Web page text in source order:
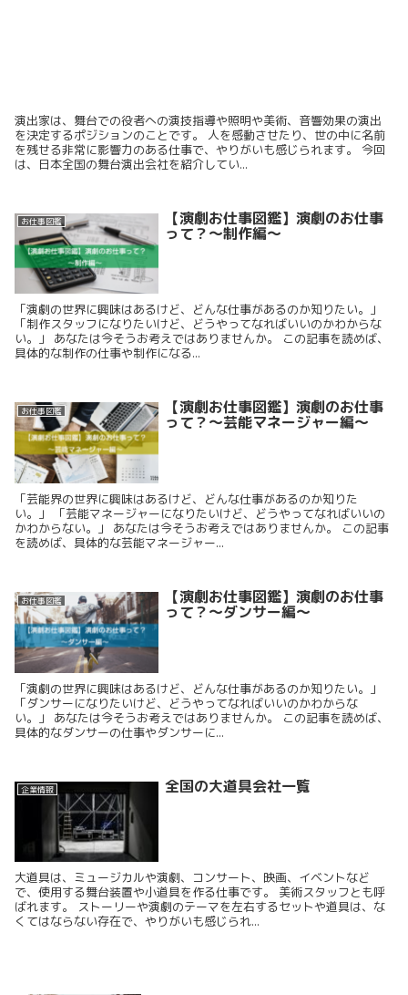
演出家は、舞台での役者への演技指導や照明や美術、音響効果の演出
を決定するポジションのことです。 人を感動させたり、世の中に名前
を残せる非常に影響力のある仕事で、やりがいも感じられます。 今回
は、日本全国の舞台演出会社を紹介してい...
お仕事図鑑 【演劇お仕事図鑑】演劇のお仕事
って？〜制作編〜
「演劇の世界に興味はあるけど、どんな仕事があるのか知りたい。」
「制作スタッフになりたいけど、どうやってなればいいのかわからな
い。」 あなたは今そうお考えではありませんか。 この記事を読めば、
具体的な制作の仕事や制作になる...
お仕事図鑑 【演劇お仕事図鑑】演劇のお仕事
って？〜芸能マネージャー編〜
「芸能界の世界に興味はあるけど、どんな仕事があるのか知りた
い。」 「芸能マネージャーになりたいけど、どうやってなればいいの
かわからない。」 あなたは今そうお考えではありませんか。 この記事
を読めば、具体的な芸能マネージャー...
お仕事図鑑 【演劇お仕事図鑑】演劇のお仕事
って？〜ダンサー編〜
「演劇の世界に興味はあるけど、どんな仕事があるのか知りたい。」
「ダンサーになりたいけど、どうやってなればいいのかわからな
い。」 あなたは今そうお考えではありませんか。 この記事を読めば、
具体的なダンサーの仕事やダンサーに...
企業情報 全国の大道具会社一覧
大道具は、ミュージカルや演劇、コンサート、映画、イベントなど
で、使用する舞台装置や小道具を作る仕事です。 美術スタッフとも呼
ばれます。 ストーリーや演劇のテーマを左右するセットや道具は、な
くてはならない存在で、やりがいも感じられ...